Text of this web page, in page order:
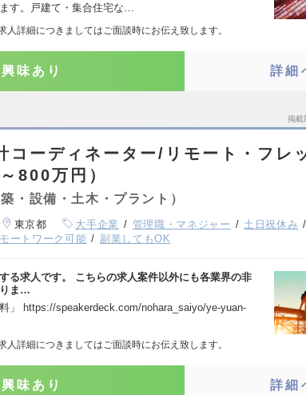
す。戸建て・集合住宅な…
人詳細につきましてはご面談時にお伝え致します。
興味あり 詳細
掲載
コーディネーター/リモート・フレ
800万円）
・設備・土木・プラント）
東京都 大手企業 管理職・マネジャー 土日祝休み
ートワーク可能 副業してもOK
る求人です。 こちらの求人案件以外にも各業界の非
りま…
」 https://speakerdeck.com/nohara_saiyo/ye-yuan-
人詳細につきましてはご面談時にお伝え致します。
興味あり 詳細